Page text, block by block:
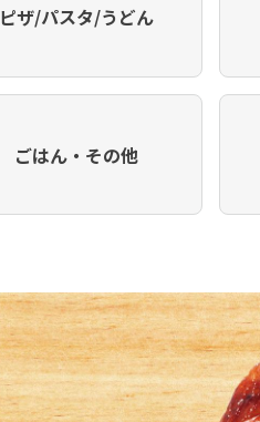
ピザ/パスタ/うどん
ごはん・その他